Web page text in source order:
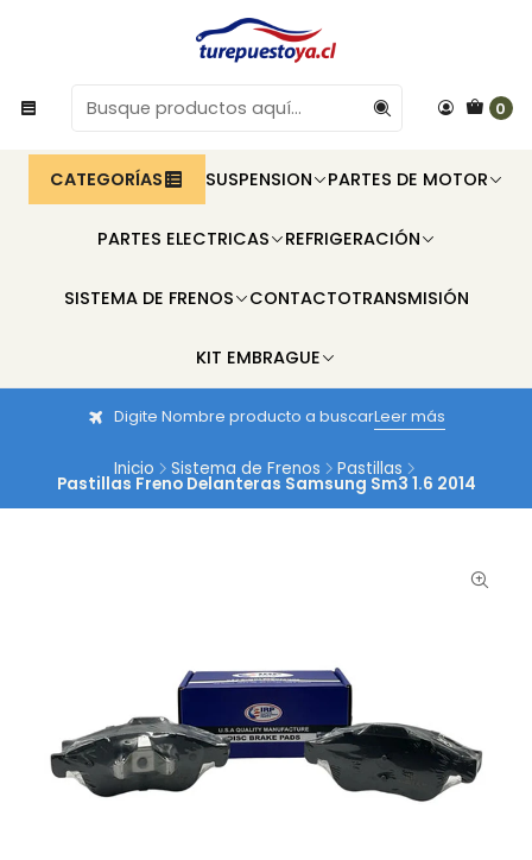
0
CATEGORÍAS SUSPENSION PARTES DE MOTOR
PARTES ELECTRICAS REFRIGERACIÓN
SISTEMA DE FRENOS CONTACTOTRANSMISIÓN
KIT EMBRAGUE
Digite Nombre producto a buscarLeer más
Inicio Sistema de Frenos Pastillas
Pastillas Freno Delanteras Samsung Sm3 1.6 2014